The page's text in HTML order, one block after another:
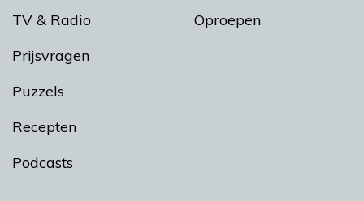
TV & Radio
Prijsvragen
Puzzels
Recepten
Podcasts
Oproepen